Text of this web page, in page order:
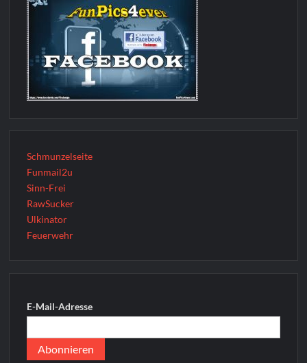
Schmunzelseite
Funmail2u
Sinn-Frei
RawSucker
Ulkinator
Feuerwehr
E-Mail-Adresse